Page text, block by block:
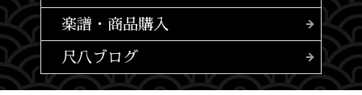
楽譜・商品購入
尺八ブログ